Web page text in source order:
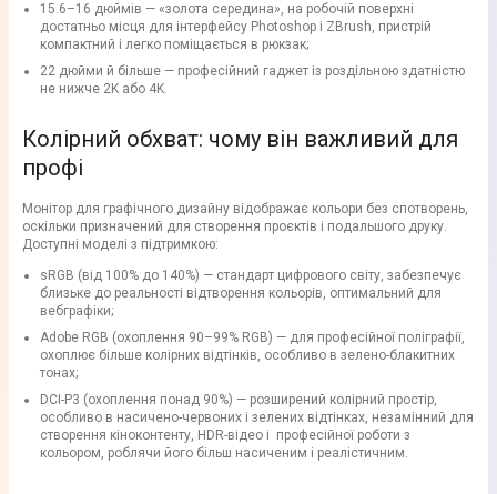
15.6–16 дюймів — «золота середина», на робочій поверхні
достатньо місця для інтерфейсу Photoshop і ZBrush, пристрій
компактний і легко поміщається в рюкзак;
22 дюйми й більше — професійний гаджет із роздільною здатністю
не нижче 2K або 4K.
Колірний обхват: чому він важливий для
профі
Монітор для графічного дизайну відображає кольори без спотворень,
оскільки призначений для створення проєктів і подальшого друку.
Доступні моделі з підтримкою:
sRGB (від 100% до 140%) — стандарт цифрового світу, забезпечує
близьке до реальності відтворення кольорів, оптимальний для
вебграфіки;
Adobe RGB (охоплення 90–99% RGB) — для професійної поліграфії,
охоплює більше колірних відтінків, особливо в зелено-блакитних
тонах;
DCI-P3 (охоплення понад 90%) — розширений колірний простір,
особливо в насичено-червоних і зелених відтінках, незамінний для
створення кіноконтенту, HDR-відео і професійної роботи з
кольором, роблячи його більш насиченим і реалістичним.